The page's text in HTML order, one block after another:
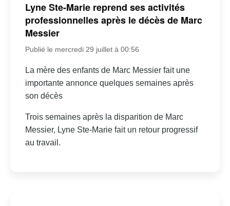
Lyne Ste-Marie reprend ses activités
professionnelles après le décès de Marc
Messier
Publié le mercredi 29 juillet à 00:56
La mère des enfants de Marc Messier fait une
importante annonce quelques semaines après
son décès
Trois semaines après la disparition de Marc
Messier, Lyne Ste-Marie fait un retour progressif
au travail.